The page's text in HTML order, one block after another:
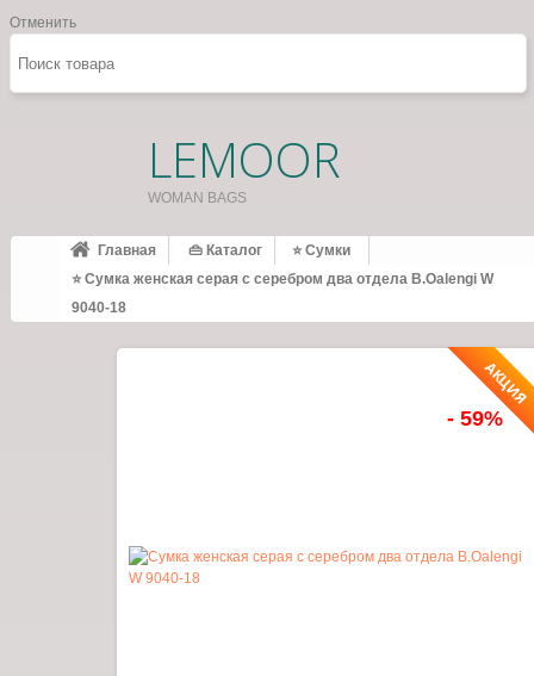
Отменить
LEMOOR
WOMAN BAGS
Главная 👜 Каталог
⭐ Сумки
⭐ Сумка женская серая с серебром два отдела B.Oalengi W
9040-18
АКЦИЯ
- 59%